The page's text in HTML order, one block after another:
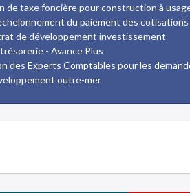
de taxe foncière pour construction à
du paiement des
de développement investissement
- Avance Plus
des Experts Comptables pour les
outre-mer